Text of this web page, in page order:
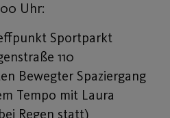
Kaffee & Kuchen im
Beisammensein bei
dich vorab